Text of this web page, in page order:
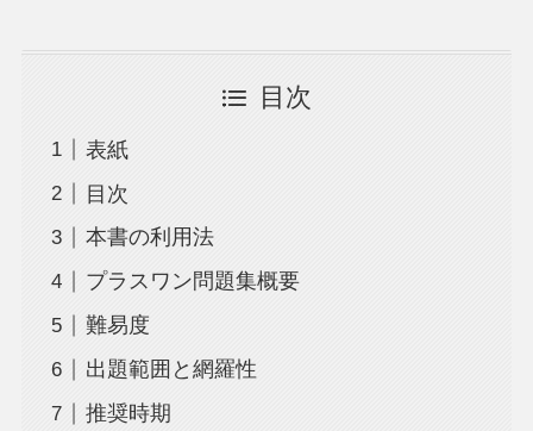
目次
表紙
目次
本書の利用法
プラスワン問題集概要
難易度
出題範囲と網羅性
推奨時期